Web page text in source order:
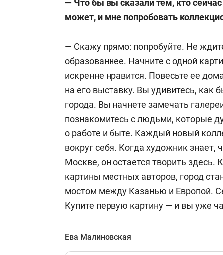
— Что бы вы сказали тем, кто
может, и мне попробовать
— Скажу прямо: попробуйте. Не
образованнее. Начните с одной
искренне нравится. Повесьте ее
на его выставку. Вы удивитесь, как
города. Вы начнете замечать
познакомитесь с людьми, которые
о работе и быте. Каждый новый
вокруг себя. Когда художник знает,
Москве, он остается творить здесь.
картины местных авторов, город
мостом между Казанью и Европой.
Купите первую картину — и вы уже
Ева Малиновская